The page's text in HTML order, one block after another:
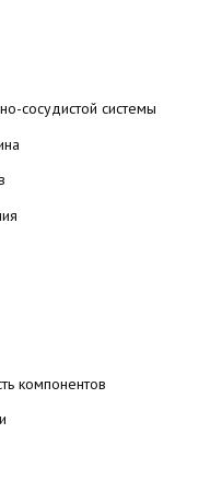
сосудистой системы
компонентов